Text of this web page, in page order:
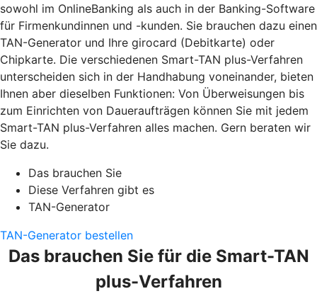
sowohl im OnlineBanking als auch in der Banking-Software
für Firmenkundinnen und -kunden. Sie brauchen dazu einen
TAN-Generator und Ihre girocard (Debitkarte) oder
Chipkarte. Die verschiedenen Smart-TAN plus-Verfahren
unterscheiden sich in der Handhabung voneinander, bieten
Ihnen aber dieselben Funktionen: Von Überweisungen bis
zum Einrichten von Daueraufträgen können Sie mit jedem
Smart-TAN plus-Verfahren alles machen. Gern beraten wir
Sie dazu.
Das brauchen Sie
Diese Verfahren gibt es
TAN-Generator
TAN-Generator bestellen
Das brauchen Sie für die Smart-TAN
plus-Verfahren